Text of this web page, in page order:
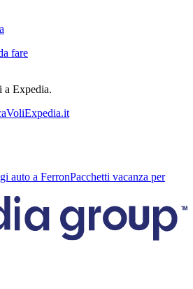
fare
Expedia.
VoliExpedia.it
auto a FerronPacchetti vacanza per